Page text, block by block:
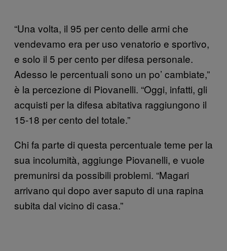
“Una volta, il 95 per cento delle armi che
vendevamo era per uso venatorio e sportivo,
e solo il 5 per cento per difesa personale.
Adesso le percentuali sono un po’ cambiate,”
è la percezione di Piovanelli. “Oggi, infatti, gli
acquisti per la difesa abitativa raggiungono il
15-18 per cento del totale.”
Chi fa parte di questa percentuale teme per la
sua incolumità, aggiunge Piovanelli, e vuole
premunirsi da possibili problemi. “Magari
arrivano qui dopo aver saputo di una rapina
subita dal vicino di casa.”